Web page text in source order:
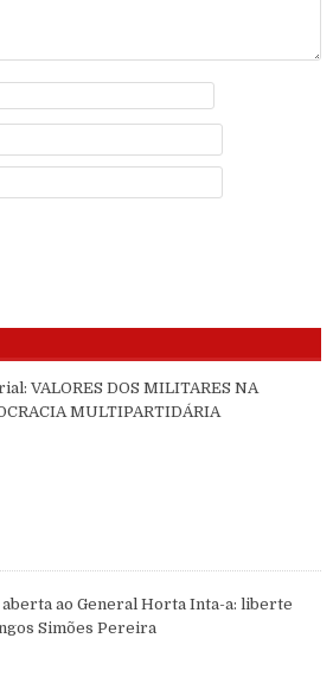
VALORES DOS MILITARES NA
MULTIPARTIDÁRIA
aberta ao General Horta Inta-a: liberte
Simões Pereira